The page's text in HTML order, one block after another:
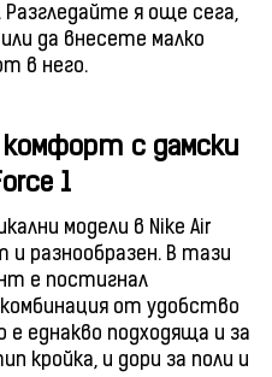
Разгледайте я още сега,
да внесете малко
в него.
комфорт с дамски
1
модели в Nike Air
и разнообразен. В тази
е постигнал
от удобство
е еднакво подходяща и за
кройка, и дори за поли и